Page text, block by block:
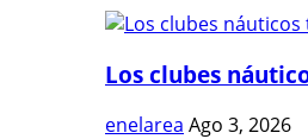
Los clubes
enelarea Ago 3, 2026